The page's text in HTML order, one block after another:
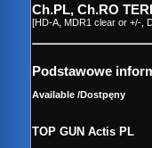
Ch.PL, Ch.RO
[HD-A, MDR1 clear or +/-,
Podstawowe
Available /Dostpęny
TOP GUN Actis PL